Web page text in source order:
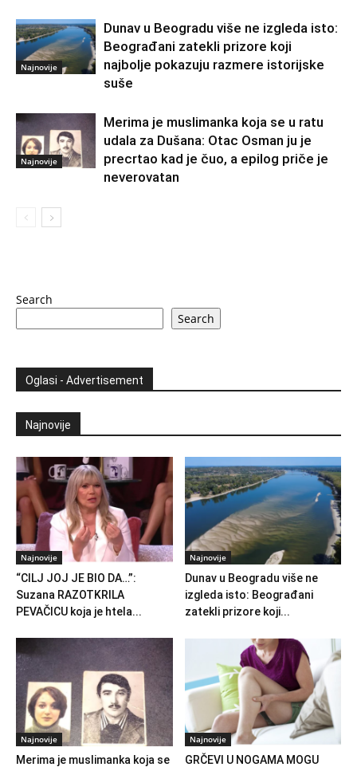
Najnovije
Dunav u Beogradu više ne izgleda isto:
Beograđani zatekli prizore koji
najbolje pokazuju razmere istorijske
suše
Najnovije
Merima je muslimanka koja se u ratu
udala za Dušana: Otac Osman ju je
precrtao kad je čuo, a epilog priče je
neverovatan
Search
Search
Oglasi - Advertisement
Najnovije
Najnovije
“CILJ JOJ JE BIO DA…”:
Suzana RAZOTKRILA
PEVAČICU koja je htela...
Najnovije
Dunav u Beogradu više ne
izgleda isto: Beograđani
zatekli prizore koji...
Najnovije
Merima je muslimanka koja se
Najnovije
GRČEVI U NOGAMA MOGU